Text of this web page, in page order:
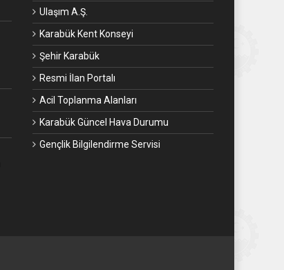
Ulaşım A.Ş.
Karabük Kent Konseyi
Şehir Karabük
Resmi İlan Portalı
Acil Toplanma Alanları
Karabük Güncel Hava Durumu
Gençlik Bilgilendirme Servisi